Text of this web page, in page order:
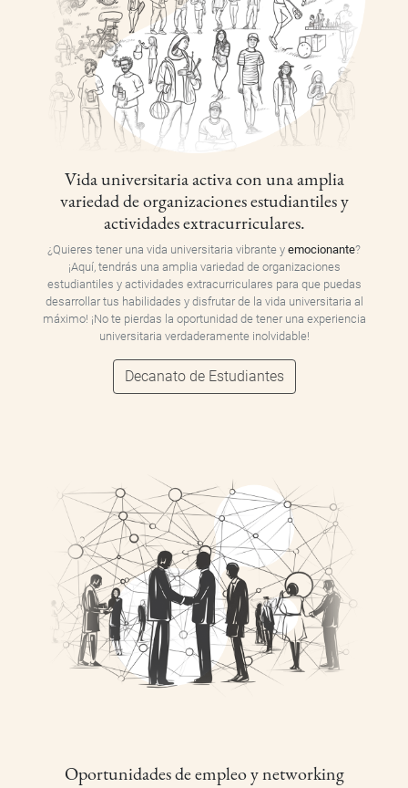
Vida universitaria activa con una amplia
variedad de organizaciones estudiantiles y
actividades extracurriculares.
¿Quieres tener una vida universitaria vibrante y emocionante?
¡Aquí, tendrás una amplia variedad de organizaciones
estudiantiles y actividades extracurriculares para que puedas
desarrollar tus habilidades y disfrutar de la vida universitaria al
máximo! ¡No te pierdas la oportunidad de tener una experiencia
universitaria verdaderamente inolvidable!
Decanato de Estudiantes
Oportunidades de empleo y networking